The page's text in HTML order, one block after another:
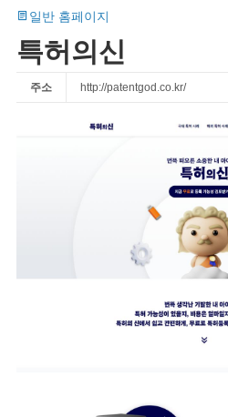
일반 홈페이지
특허의신
주소 http://patentgod.co.kr/